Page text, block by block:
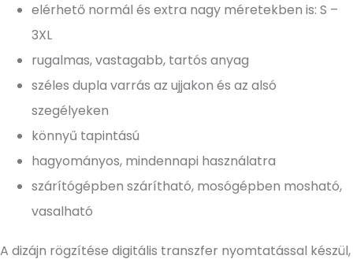
elérhető normál és extra nagy méretekben is: S –
3XL
rugalmas, vastagabb, tartós anyag
széles dupla varrás az ujjakon és az alsó
szegélyeken
könnyű tapintású
hagyományos, mindennapi használatra
szárítógépben szárítható, mosógépben mosható,
vasalható
A dizájn rögzítése digitális transzfer nyomtatással készül,